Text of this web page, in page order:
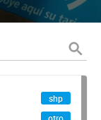
shp
otro